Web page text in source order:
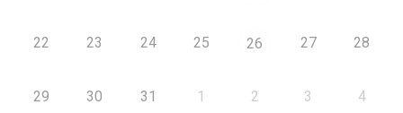
22 23 24 25 26 27 28
29 30 31 1 2 3 4